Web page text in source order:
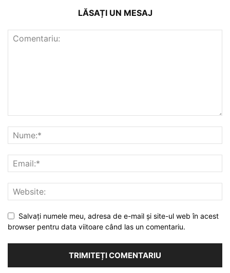
LĂSAȚI UN MESAJ
Salvați numele meu, adresa de e-mail și site-ul web în acest
browser pentru data viitoare când las un comentariu.